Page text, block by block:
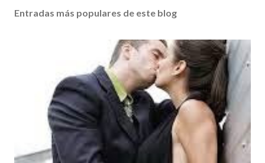
Entradas más populares de este blog